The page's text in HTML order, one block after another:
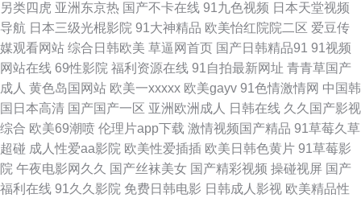
日本色情一区二区 东方aⅴ影库 91视频社区 综合成人社区 亚瑟s色网 免费人
妻精品 超踫一区二区 91n视频 欧美孕妇拔插网站视频 九九午夜成人剧场 日
日夜夜伊人人人乐 中文字幕五月花 人人射性爱AV 91九成九色蝌蚪在线 91网
页版极品 午夜福利国产视频一区 91视屏在线免费观看网站 欧美人与兽另类
浮力屁屁草影院 91传媒在线观看入口 亚州福利精品二区精品 日韩无码不卡
另类四虎 亚洲东京热 国产不卡在线 91九色视频 日本天堂视频
导航 日本三级光棍影院 91大神精品 欧美怡红院院二区 爱豆传
媒观看网站 综合日韩欧美 草逼网首页 国产日韩精品91 91视频
网站在线 69性影院 福利资源在线 91自拍最新网址 青青草国产
成人 黄色岛国网站 欧美一xxxxx 欧美gayv 91色情激情网 中国韩
国日本高清 国产国产一区 亚洲欧洲成人 日韩在线 久久国产影视
综合 欧美69潮喷 伦理片app下载 激情视频国产精品 91草莓久草
超碰 成人性爱aa影院 欧美性爱插插 欧美日韩色黄片 91草莓影
院 午夜电影网久久 国产丝袜美女 国产精彩视频 操碰视屏 国产
福利在线 91久久影院 免费日韩电影 日韩成人影视 欧美精品性